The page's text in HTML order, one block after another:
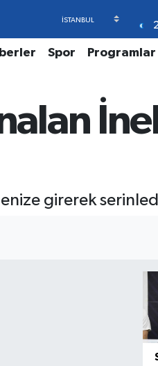
Spor Programlar
girerek